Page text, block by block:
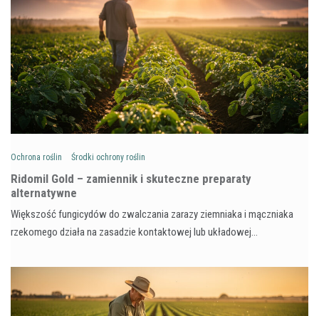
Ochrona roślin Środki ochrony roślin
Ridomil Gold – zamiennik i skuteczne preparaty
alternatywne
Większość fungicydów do zwalczania zarazy ziemniaka i mączniaka
rzekomego działa na zasadzie kontaktowej lub układowej…